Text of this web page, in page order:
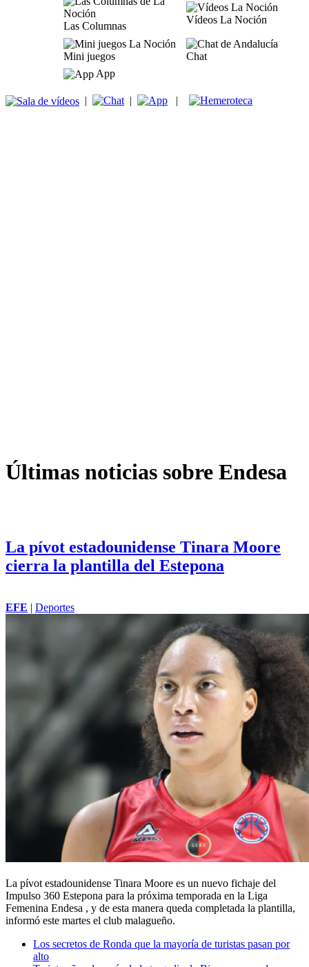
Las Columnas
Vídeos La Noción
Mini juegos
Chat
App
| | |
Últimas noticias sobre Endesa
La pívot estadounidense Tinara Moore
cierra la plantilla del Estepona
EFE | Deportes
La pívot estadounidense Tinara Moore es un nuevo fichaje del
Impulso 360 Estepona para la próxima temporada en la Liga
Femenina Endesa , y de esta manera queda completada la plantilla,
informó este martes el club malagueño.
Los secretos de Ronda que la mayoría de turistas pasan por
alto